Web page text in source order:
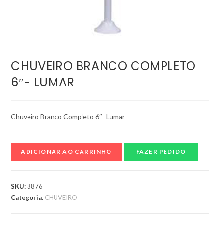
CHUVEIRO BRANCO COMPLETO
6″- LUMAR
Chuveiro Branco Completo 6″- Lumar
ADICIONAR AO CARRINHO FAZER PEDIDO
SKU:8876
Categoria: CHUVEIRO